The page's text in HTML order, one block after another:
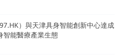
）與天津具身智能創新中心達成
智能醫療產業生態